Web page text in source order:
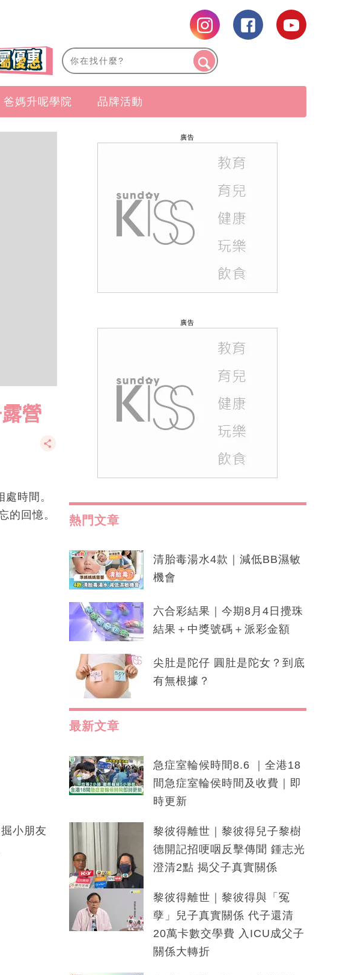
爸媽升呢學院 品牌活動
營
時間。
的回憶。
小朋友
廣告
廣告
熱門文章
清胎毒湯水4款｜減低BB濕敏
機會
六合彩結果｜今期8月4日攪珠
結果＋中獎號碼＋派彩金額
尖肚是陀仔 圓肚是陀女？到底
有無根據？
最新文章
急症室輪候時間8.6 ｜全港18
間急症室輪侯時間及收費｜即
時更新
黎彼得離世｜黎彼得兒子黎樹
德開記招哽咽反擊傳聞 鍾志光
澄清2點 揭父子真實關係
黎彼得離世｜黎彼得與「冤
孽」兒子真實關係 代子還清
20萬卡數交學費 入ICU成父子
關係大轉折